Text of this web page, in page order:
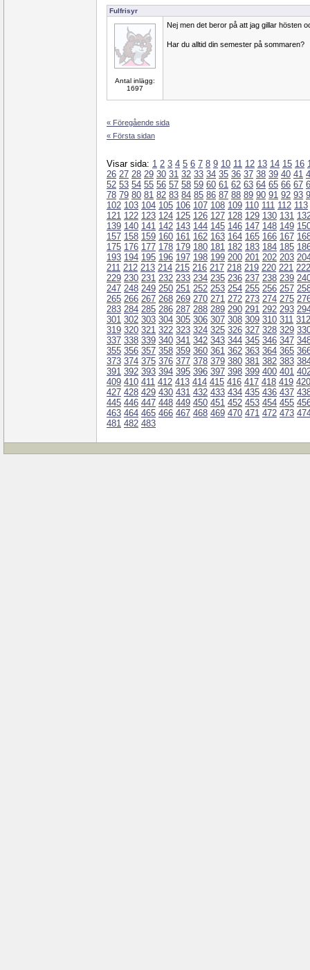
Fulfrisyr
Antal inlägg:
1697
Nej men det beror på att jag gillar hösten
Har du alltid din semester på sommaren?
« Föregående sida
« Första sidan
Visar sida: 1 2 3 4 5 6 7 8 9 10 11 12 13 14 15 16
26 27 28 29 30 31 32 33 34 35 36 37 38 39 40 41
52 53 54 55 56 57 58 59 60 61 62 63 64 65 66 67
78 79 80 81 82 83 84 85 86 87 88 89 90 91 92 93
102 103 104 105 106 107 108 109 110 111 112 113
121 122 123 124 125 126 127 128 129 130 131
139 140 141 142 143 144 145 146 147 148 149
157 158 159 160 161 162 163 164 165 166 167
175 176 177 178 179 180 181 182 183 184 185
193 194 195 196 197 198 199 200 201 202 203
211 212 213 214 215 216 217 218 219 220 221 222
229 230 231 232 233 234 235 236 237 238 239
247 248 249 250 251 252 253 254 255 256 257
265 266 267 268 269 270 271 272 273 274 275
283 284 285 286 287 288 289 290 291 292 293
301 302 303 304 305 306 307 308 309 310 311 312
319 320 321 322 323 324 325 326 327 328 329
337 338 339 340 341 342 343 344 345 346 347
355 356 357 358 359 360 361 362 363 364 365
373 374 375 376 377 378 379 380 381 382 383
391 392 393 394 395 396 397 398 399 400 401
409 410 411 412 413 414 415 416 417 418 419 420
427 428 429 430 431 432 433 434 435 436 437
445 446 447 448 449 450 451 452 453 454 455
463 464 465 466 467 468 469 470 471 472 473
481 482 483